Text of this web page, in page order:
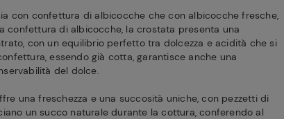
con confettura di albicocche che con albicocche fresche,
confettura di albicocche, la crostata presenta una
con un equilibrio perfetto tra dolcezza e acidità che si
essendo già cotta, garantisce anche una
del dolce.
una freschezza e una succosità uniche, con pezzetti di
un succo naturale durante la cottura, conferendo al